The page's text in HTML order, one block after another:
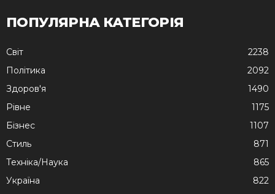
ПОПУЛЯРНА КАТЕГОРІЯ
Cвіт
2238
Політика
2092
Здоров'я
1490
Рівне
1175
Бізнес
1107
Стиль
871
Техніка/Наука
865
Україна
822